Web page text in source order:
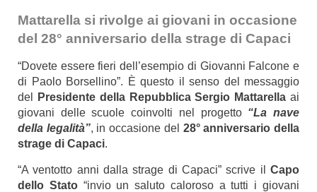
Mattarella si rivolge ai giovani in occasione
del 28° anniversario della strage di Capaci
“Dovete essere fieri dell’esempio di Giovanni Falcone e
di Paolo Borsellino”. È questo il senso del messaggio
del
Presidente della Repubblica Sergio Mattarella ai
giovani delle scuole coinvolti nel progetto “La nave
della legalità”, in occasione del 28° anniversario della
strage di Capaci.
“A ventotto anni dalla strage di Capaci” scrive il Capo
dello Stato“invio un saluto caloroso a tutti i giovani